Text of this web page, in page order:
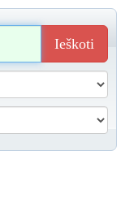
Ieškoti